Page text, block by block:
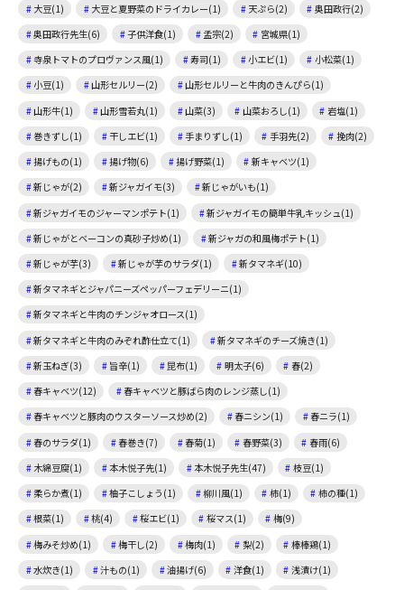
大豆(1)
大豆と夏野菜のドライカレー(1) 天ぷら(2)
奥田政行(2)
奥田政行先生(6)
子供洋食(1) 孟宗(2)
宮城県(1)
寺泉トマトのプロヴァンス風(1)
寿司(1) 小エビ(1)
小松菜(1)
小豆(1)
山形セルリー(2)
山形セルリーと牛肉のきんぴら(1)
山形牛(1)
山形雪若丸(1) 山菜(3) 山菜おろし(1)
岩塩(1)
巻きずし(1)
干しエビ(1) 手まりずし(1) 手羽先(2)
挽肉(2)
揚げもの(1)
揚げ物(6) 揚げ野菜(1)
新キャベツ(1)
新じゃが(2)
新ジャガイモ(3)
新じゃがいも(1)
新ジャガイモのジャーマンポテト(1)
新ジャガイモの簡単牛乳キッシュ(1)
新じゃがとベーコンの真砂子炒め(1)
新ジャガの和風梅ポテト(1)
新じゃが芋(3)
新じゃが芋のサラダ(1)
新タマネギ(10)
新タマネギとジャパニーズペッパーフェデリーニ(1)
新タマネギと牛肉のチンジャオロース(1)
新タマネギと牛肉のみぞれ酢仕立て(1)
新タマネギのチーズ焼き(1)
新玉ねぎ(3)
旨辛(1) 昆布(1) 明太子(6)
春(2)
春キャベツ(12)
春キャベツと豚ばら肉のレンジ蒸し(1)
春キャベツと豚肉のウスターソース炒め(2)
春ニシン(1)
春ニラ(1)
春のサラダ(1)
春巻き(7) 春菊(1) 春野菜(3)
春雨(6)
木綿豆腐(1)
本木悦子先(1) 本木悦子先生(47)
枝豆(1)
柔らか煮(1)
柚子こしょう(1) 柳川風(1) 柿(1)
柿の種(1)
根菜(1)
桃(4) 桜エビ(1) 桜マス(1)
梅(9)
梅みそ炒め(1)
梅干し(2) 梅肉(1) 梨(2)
棒棒鶏(1)
水炊き(1)
汁もの(1) 油揚げ(6) 洋食(1)
浅漬け(1)